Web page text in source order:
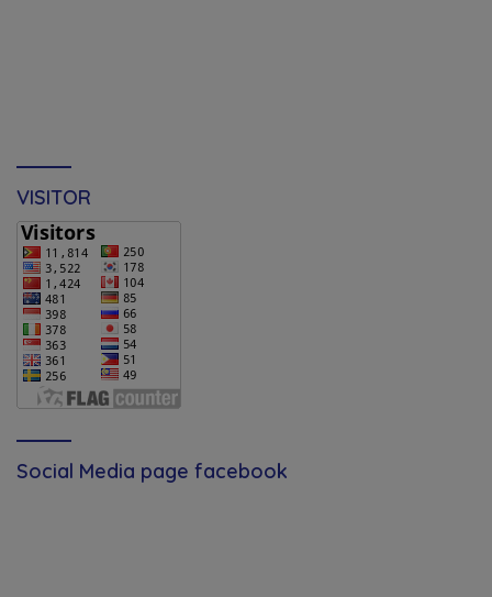
VISITOR
Social Media page facebook